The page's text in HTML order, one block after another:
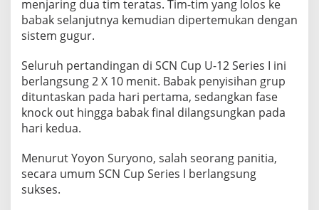
menjaring dua tim teratas. Tim-tim yang lolos ke
babak selanjutnya kemudian dipertemukan dengan
sistem gugur.
Seluruh pertandingan di SCN Cup U-12 Series I ini
berlangsung 2 X 10 menit. Babak penyisihan grup
dituntaskan pada hari pertama, sedangkan fase
knock out hingga babak final dilangsungkan pada
hari kedua.
Menurut Yoyon Suryono, salah seorang panitia,
secara umum SCN Cup Series I berlangsung
sukses.